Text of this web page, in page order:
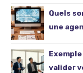
Quels
une
valider